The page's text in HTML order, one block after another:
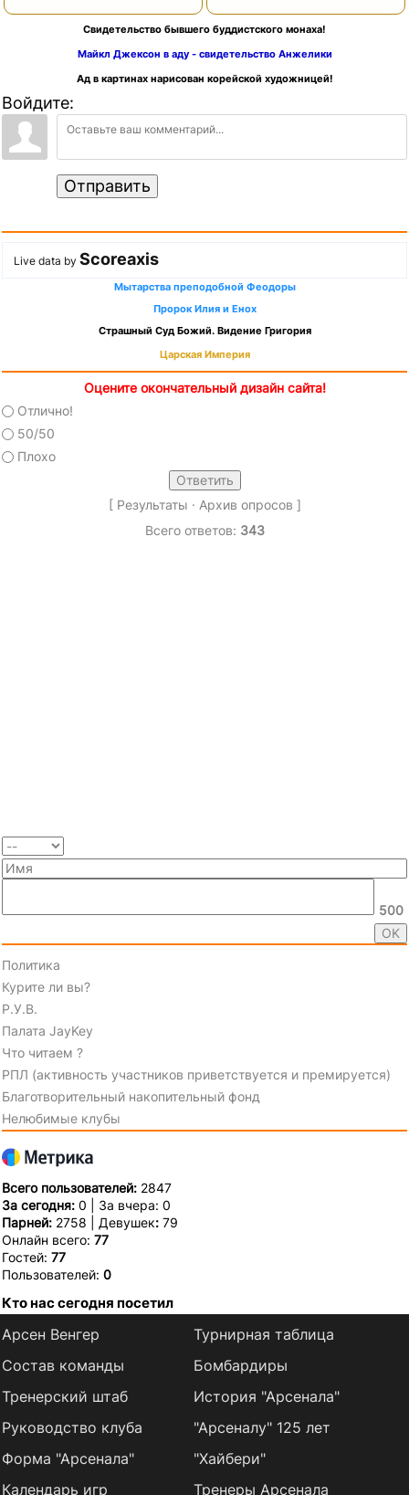
Свидетельство бывшего буддистского монаха!
Майкл Джексон в аду - свидетельство Анжелики
Ад в картинах нарисован корейской художницей!
Войдите:
Отправить
Live data by Scoreaxis
Мытарства преподобной Феодоры
Пророк Илия и Енох
Страшный Суд Божий. Видение Григория
Царская Империя
Оцените окончательный дизайн сайта!
Отлично!
50/50
Плохо
[ Результаты · Архив опросов ]
Всего ответов: 343
500
Политика
Курите ли вы?
Р.У.В.
Палата JayKey
Что читаем ?
РПЛ (активность участников приветствуется и премируется)
Благотворительный накопительный фонд
Нелюбимые клубы
Всего пользователей: 2847
За сегодня: 0 | За вчера: 0
Парней: 2758 | Девушек: 79
Онлайн всего: 77
Гостей: 77
Пользователей: 0
Кто нас сегодня посетил
Арсен Венгер
Состав команды
Тренерский штаб
Руководство клуба
Форма "Арсенала"
Календарь игр
Турнирная таблица
Бомбардиры
История "Арсенала"
"Арсеналу" 125 лет
"Хайбери"
Тренеры Арсенала